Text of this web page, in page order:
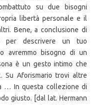
su due bisogni
libertà personale e il
Bene, a conclusione di
per descrivere un tuo
avremmo bisogno di un
è un gesto intimo che
Su Aforismario trovi altre
… In questa collezione di
giusto. [dal lat. Hermann